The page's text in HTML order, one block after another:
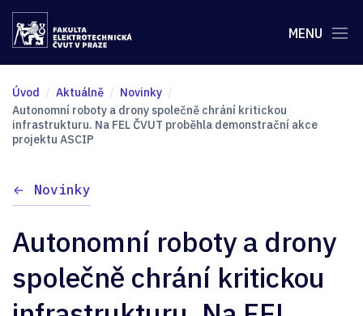
MENU
Úvod Aktuálně
Novinky
Autonomní roboty a drony společně chrání kritickou
infrastrukturu. Na FEL ČVUT proběhla demonstrační akce
projektu ASCIP
Novinky
Autonomní roboty a drony
společně chrání kritickou